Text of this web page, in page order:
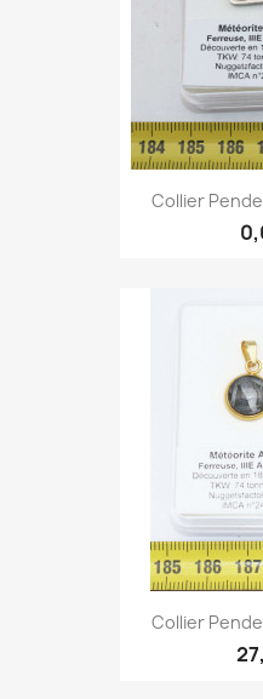
Collier
Collier